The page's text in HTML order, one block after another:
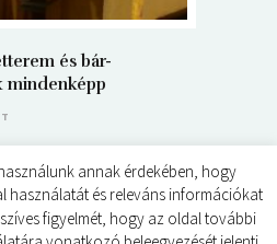
és bár-
mindenképp
annak érdekében, hogy
használatát és releváns információkat
figyelmét, hogy az oldal további